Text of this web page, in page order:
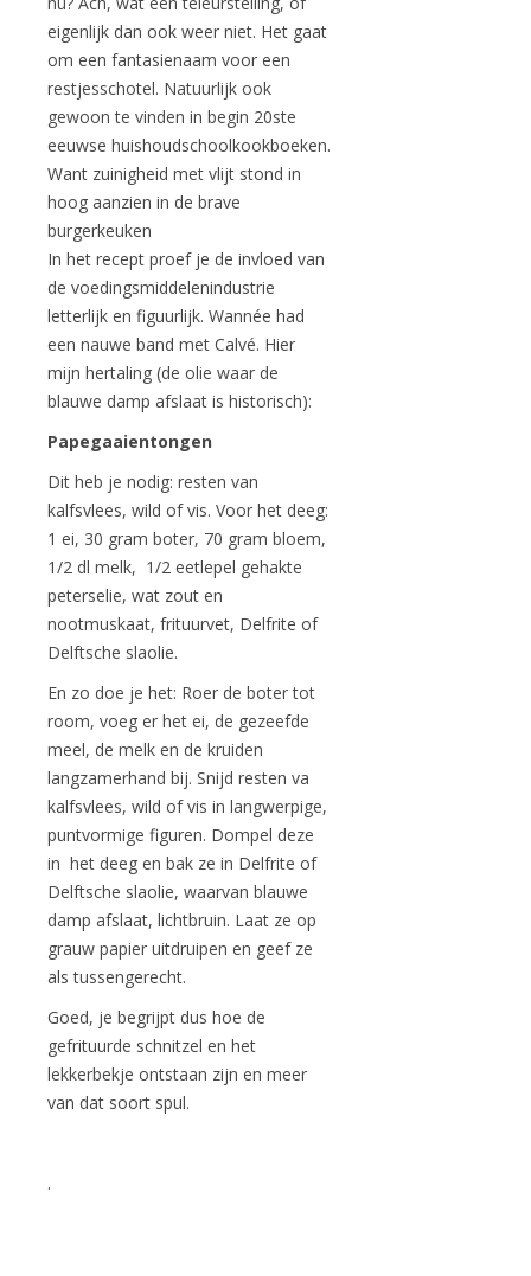
eigenlijk dan ook weer niet. Het gaat
om een fantasienaam voor een
restjesschotel. Natuurlijk ook
gewoon te vinden in begin 20ste
eeuwse huishoudschoolkookboeken.
Want zuinigheid met vlijt stond in
hoog aanzien in de brave
burgerkeuken
In het recept proef je de invloed van
de voedingsmiddelenindustrie
letterlijk en figuurlijk. Wannée had
een nauwe band met Calvé. Hier
mijn hertaling (de olie waar de
blauwe damp afslaat is historisch):
Papegaaientongen
Dit heb je nodig: resten van
kalfsvlees, wild of vis. Voor het deeg:
1 ei, 30 gram boter, 70 gram bloem,
1/2 dl melk, 1/2 eetlepel gehakte
peterselie, wat zout en
nootmuskaat, frituurvet, Delfrite of
Delftsche slaolie.
En zo doe je het: Roer de boter tot
room, voeg er het ei, de gezeefde
meel, de melk en de kruiden
langzamerhand bij. Snijd resten va
kalfsvlees, wild of vis in langwerpige,
puntvormige figuren. Dompel deze
in het deeg en bak ze in Delfrite of
Delftsche slaolie, waarvan blauwe
damp afslaat, lichtbruin. Laat ze op
grauw papier uitdruipen en geef ze
als tussengerecht.
Goed, je begrijpt dus hoe de
gefrituurde schnitzel en het
lekkerbekje ontstaan zijn en meer
van dat soort spul.
.